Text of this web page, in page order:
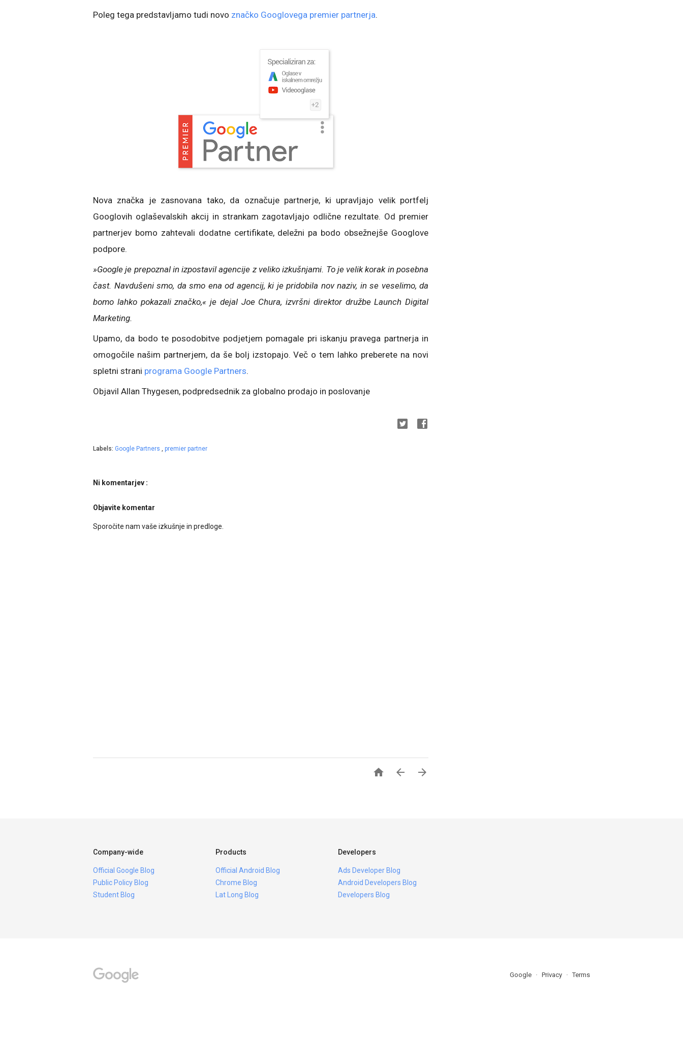
Poleg tega predstavljamo tudi novo značko Googlovega premier partnerja.
Nova značka je zasnovana tako, da označuje partnerje, ki upravljajo velik portfelj
Googlovih oglaševalskih akcij in strankam zagotavljajo odlične rezultate. Od premier
partnerjev bomo zahtevali dodatne certifikate, deležni pa bodo obsežnejše Googlove
podpore.
»Google je prepoznal in izpostavil agencije z veliko izkušnjami. To je velik korak in posebna
čast. Navdušeni smo, da smo ena od agencij, ki je pridobila nov naziv, in se veselimo, da
bomo lahko pokazali značko,« je dejal Joe Chura, izvršni direktor družbe Launch Digital
Marketing.
Upamo, da bodo te posodobitve podjetjem pomagale pri iskanju pravega partnerja in
omogočile našim partnerjem, da še bolj izstopajo. Več o tem lahko preberete na novi
spletni strani programa Google Partners.
Objavil Allan Thygesen, podpredsednik za globalno prodajo in poslovanje
Labels: Google Partners , premier partner
Ni komentarjev :
Objavite komentar
Sporočite nam vaše izkušnje in predloge.
  
Company-wide
Official Google Blog
Public Policy Blog
Student Blog
Products
Official Android Blog
Chrome Blog
Lat Long Blog
Developers
Ads Developer Blog
Android Developers Blog
Developers Blog
Google Privacy Terms